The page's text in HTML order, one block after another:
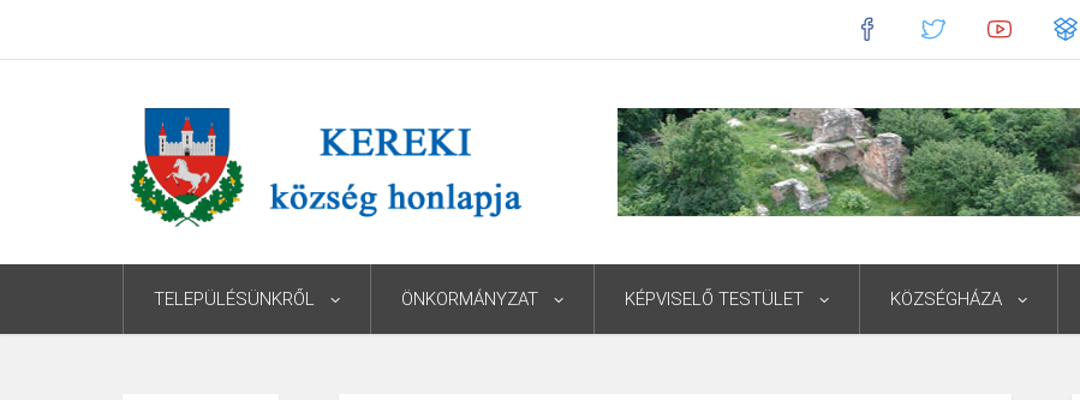
TELEPÜLÉSÜNKRŐL ÖNKORMÁNYZAT KÉPVISELŐ TESTÜLET KÖZSÉGHÁZA